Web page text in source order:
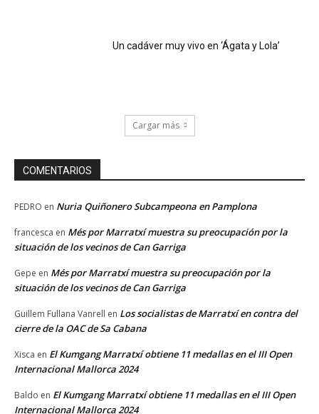
Un cadáver muy vivo en ‘Ágata y Lola’
Cargar más
COMENTARIOS
PEDRO en Nuria Quiñonero Subcampeona en Pamplona
francesca en Més por Marratxí muestra su preocupación por la
situación de los vecinos de Can Garriga
Gepe en Més por Marratxí muestra su preocupación por la
situación de los vecinos de Can Garriga
Guillem Fullana Vanrell en Los socialistas de Marratxí en contra del
cierre de la OAC de Sa Cabana
Xisca en El Kumgang Marratxí obtiene 11 medallas en el III Open
Internacional Mallorca 2024
Baldo en El Kumgang Marratxí obtiene 11 medallas en el III Open
Internacional Mallorca 2024